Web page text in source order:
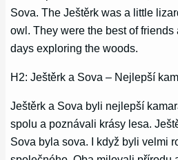
Sova. The Ještěrk was a little
owl. They were the best of
days exploring the woods.
H2: Ještěrk a Sova – Nejlepší
Ještěrk a Sova byli nejlepší
spolu a poznávali krásy lesa.
Sova byla sova. I když byli velmi